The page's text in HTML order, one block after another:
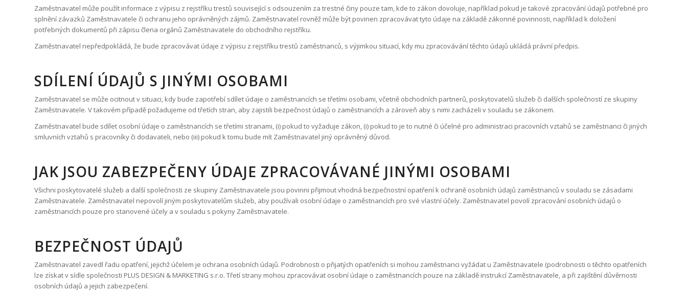
Zaměstnavatel může použít informace z výpisu z rejstříku trestů související s odsouzením za trestné činy pouze tam, kde to zákon dovoluje, například pokud je takové zpracování údajů potřebné pro
splnění závazků Zaměstnavatele či ochranu jeho oprávněných zájmů. Zaměstnavatel rovněž může být povinen zpracovávat tyto údaje na základě zákonné povinnosti, například k doložení
potřebných dokumentů při zápisu člena orgánů Zaměstnavatele do obchodního rejstříku.
Zaměstnavatel nepředpokládá, že bude zpracovávat údaje z výpisu z rejstříku trestů zaměstnanců, s výjimkou situací, kdy mu zpracovávání těchto údajů ukládá právní předpis.
SDÍLENÍ ÚDAJŮ S JINÝMI OSOBAMI
Zaměstnavatel se může ocitnout v situaci, kdy bude zapotřebí sdílet údaje o zaměstnancích se třetími osobami, včetně obchodních partnerů, poskytovatelů služeb či dalších společností ze skupiny
Zaměstnavatele. V takovém případě požadujeme od třetích stran, aby zajistili bezpečnost údajů o zaměstnancích a zároveň aby s nimi zacházeli v souladu se zákonem.
Zaměstnavatel bude sdílet osobní údaje o zaměstnancích se třetími stranami, (i) pokud to vyžaduje zákon, (i) pokud to je to nutné či účelné pro administraci pracovních vztahů se zaměstnanci či jiných
smluvních vztahů s pracovníky či dodavateli, nebo (iii) pokud k tomu bude mít Zaměstnavatel jiný oprávněný důvod.
JAK JSOU ZABEZPEČENY ÚDAJE ZPRACOVÁVANÉ JINÝMI OSOBAMI
Všichni poskytovatelé služeb a další společnosti ze skupiny Zaměstnavatele jsou povinni přijmout vhodná bezpečnostní opatření k ochraně osobních údajů zaměstnanců v souladu se zásadami
Zaměstnavatele. Zaměstnavatel nepovolí jiným poskytovatelům služeb, aby používali osobní údaje o zaměstnancích pro své vlastní účely. Zaměstnavatel povolí zpracování osobních údajů o
zaměstnancích pouze pro stanovené účely a v souladu s pokyny Zaměstnavatele.
BEZPEČNOST ÚDAJŮ
Zaměstnavatel zavedl řadu opatření, jejichž účelem je ochrana osobních údajů. Podrobnosti o přijatých opatřeních si mohou zaměstnanci vyžádat u Zaměstnavatele (podrobnosti o těchto opatřeních
lze získat v sídle společnosti PLUS DESIGN & MARKETING s.r.o. Třetí strany mohou zpracovávat osobní údaje o zaměstnancích pouze na základě instrukcí Zaměstnavatele, a při zajištění důvěrnosti
osobních údajů a jejich zabezpečení.